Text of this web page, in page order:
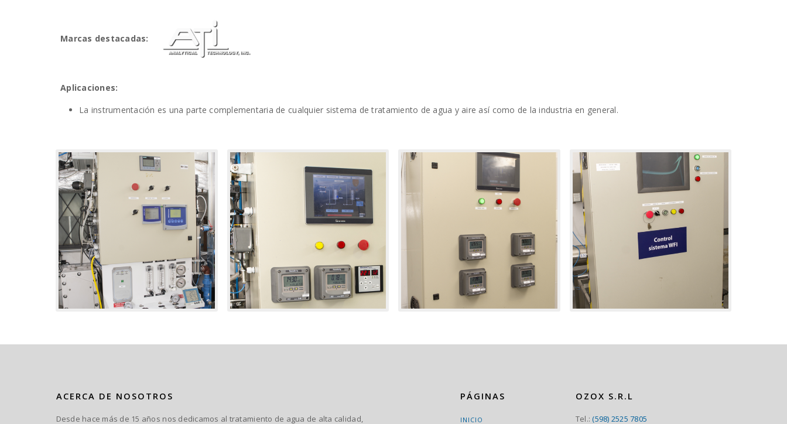
Marcas destacadas:
Aplicaciones:
La instrumentación es una parte complementaria de cualquier sistema de tratamiento de agua y aire así como de la industria en general.
ACERCA DE NOSOTROS
Desde hace más de 15 años nos dedicamos al tratamiento de agua de alta calidad,
PÁGINAS
INICIO
OZOX S.R.L
Tel.:(598) 2525 7805